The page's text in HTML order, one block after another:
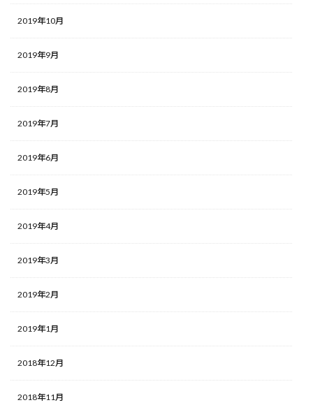
2019年10月
2019年9月
2019年8月
2019年7月
2019年6月
2019年5月
2019年4月
2019年3月
2019年2月
2019年1月
2018年12月
2018年11月